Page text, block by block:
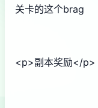
关卡的这个brag
<p>副本奖励</p>